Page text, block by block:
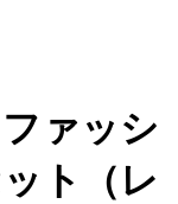
ァッシ
ト（レ